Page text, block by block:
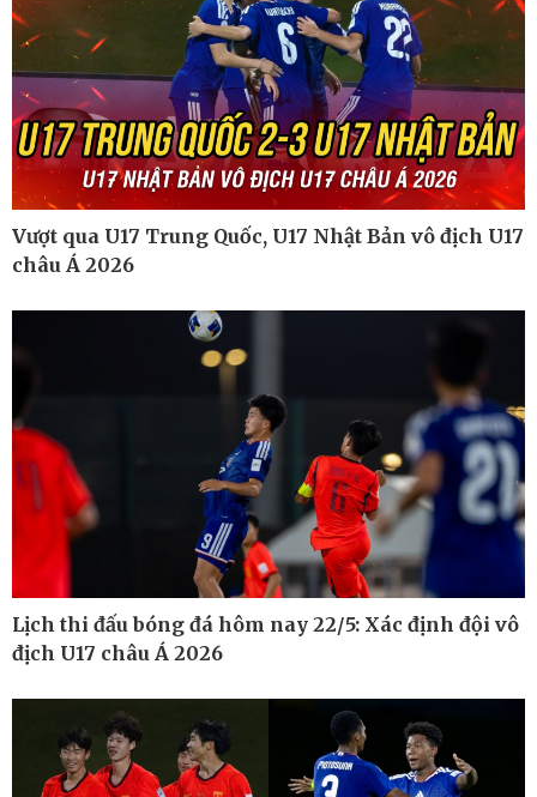
Thế giới
Cuộc sống đó đây
Multimedia
Video
Vượt qua U17 Trung Quốc, U17 Nhật Bản vô địch U17
châu Á 2026
Lịch thi đấu bóng đá hôm nay 22/5: Xác định đội vô
địch U17 châu Á 2026